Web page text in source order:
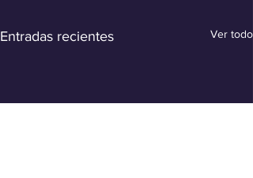
Entradas recientes Ver todo